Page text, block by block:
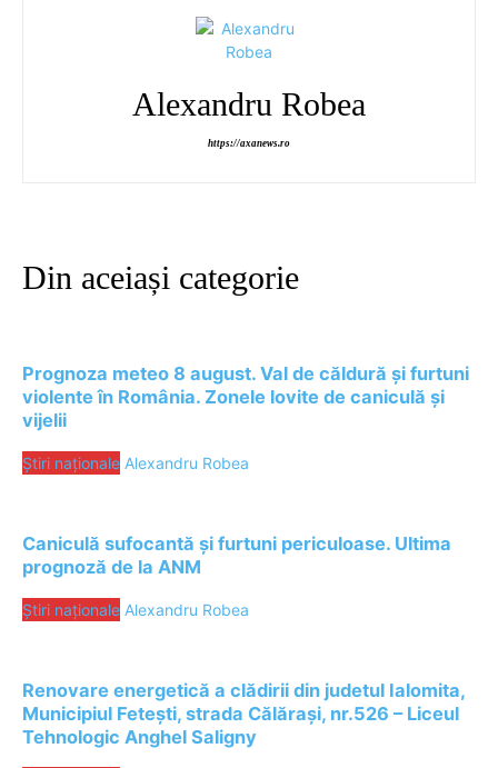
Alexandru Robea
https://axanews.ro
Din aceiași categorie
Prognoza meteo 8 august. Val de căldură și furtuni
violente în România. Zonele lovite de caniculă și
vijelii
Știri naționale Alexandru Robea
Caniculă sufocantă și furtuni periculoase. Ultima
prognoză de la ANM
Știri naționale Alexandru Robea
Renovare energetică a clădirii din judetul Ialomita,
Municipiul Fetești, strada Călărași, nr.526 – Liceul
Tehnologic Anghel Saligny